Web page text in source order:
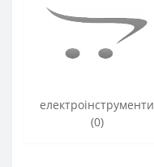
електроінструменти
(0)